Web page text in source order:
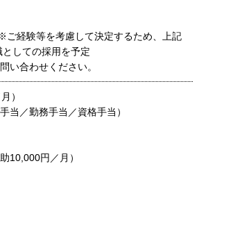
経験等を考慮して決定するため、上記
しての採用を予定
い合わせください。
）
当／勤務手当／資格手当）
10,000円／月）